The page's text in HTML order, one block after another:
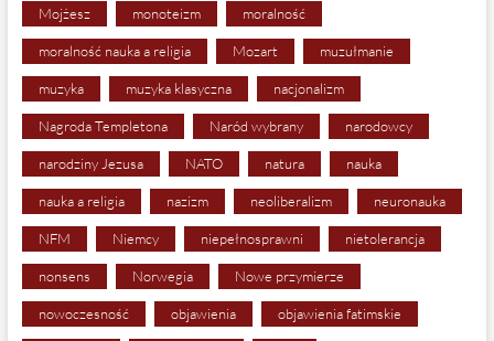
Mojżesz monoteizm moralność
moralność nauka a religia Mozart muzułmanie
muzyka muzyka klasyczna nacjonalizm
Nagroda Templetona Naród wybrany narodowcy
narodziny Jezusa NATO natura nauka
nauka a religia nazizm neoliberalizm neuronauka
NFM Niemcy niepełnosprawni nietolerancja
nonsens Norwegia Nowe przymierze
nowoczesność objawienia objawienia fatimskie